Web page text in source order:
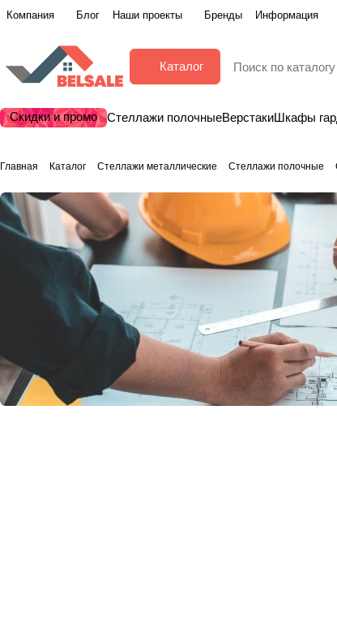
Компания Блог Наши проекты Бренды Информация
Каталог
Скидки и промо Стеллажи полочныеВерстакиШкафы
Главная Каталог Стеллажи металлические Стеллажи полочные